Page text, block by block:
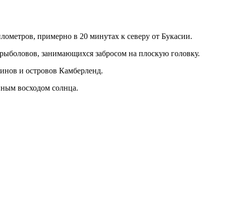
примерно в 20 минутах к северу от Букасии.
занимающихся забросом на плоскую головку.
и островов Камберленд.
восходом солнца.